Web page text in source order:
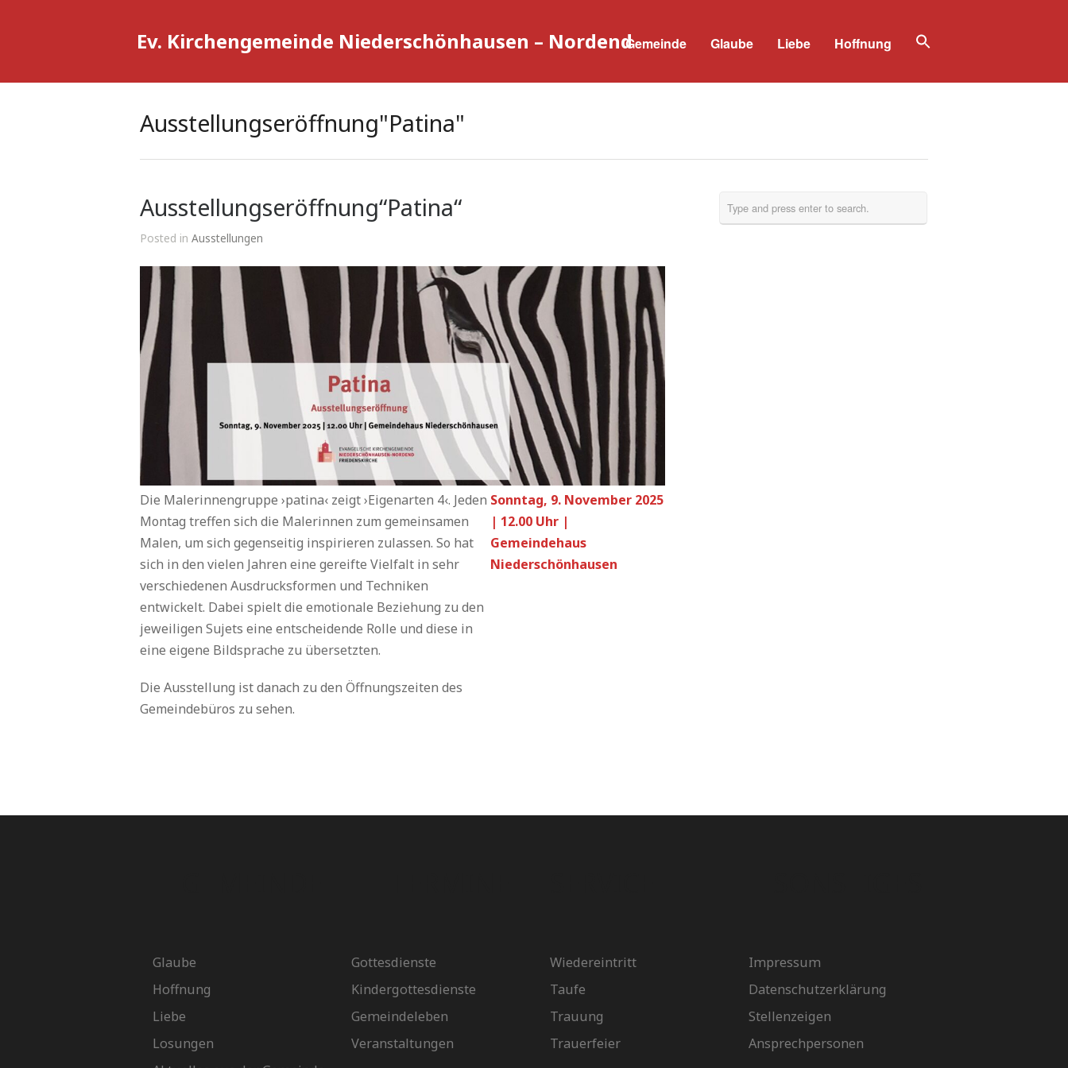
Ev. Kirchengemeinde Niederschönhausen – NordendGemeinde Glaube Liebe Hoffnung
Ausstellungseröffnung"Patina"
Ausstellungseröffnung“Patina“
Posted in Ausstellungen
Die Malerinnengruppe ›patina‹ zeigt ›Eigenarten 4‹. Jeden
Montag treffen sich die Malerinnen zum gemeinsamen
Malen, um sich gegenseitig inspirieren zulassen. So hat
sich in den vielen Jahren eine gereifte Vielfalt in sehr
verschiedenen Ausdrucksformen und Techniken
entwickelt. Dabei spielt die emotionale Beziehung zu den
jeweiligen Sujets eine entscheidende Rolle und diese in
eine eigene Bildsprache zu übersetzten.
Die Ausstellung ist danach zu den Öffnungszeiten des
Gemeindebüros zu sehen.
Sonntag, 9. November 2025
| 12.00 Uhr |
Gemeindehaus
Niederschönhausen
Glaube
Hoffnung
Liebe
Losungen
Gottesdienste
Kindergottesdienste
Gemeindeleben
Veranstaltungen
Wiedereintritt
Taufe
Trauung
Trauerfeier
Impressum
Datenschutzerklärung
Stellenzeigen
Ansprechpersonen